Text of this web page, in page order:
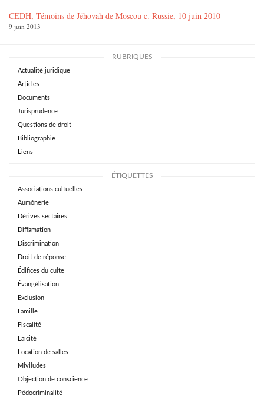
CEDH, Témoins de Jéhovah de Moscou c. Russie, 10 juin 2010
9 juin 2013
RUBRIQUES
Actualité juridique
Articles
Documents
Jurisprudence
Questions de droit
Bibliographie
Liens
ÉTIQUETTES
Associations cultuelles
Aumônerie
Dérives sectaires
Diffamation
Discrimination
Droit de réponse
Édifices du culte
Évangélisation
Exclusion
Famille
Fiscalité
Laïcité
Location de salles
Miviludes
Objection de conscience
Pédocriminalité